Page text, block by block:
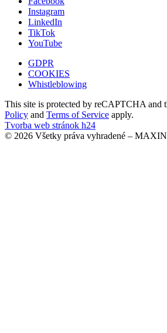
Instagram
LinkedIn
TikTok
YouTube
GDPR
COOKIES
Whistleblowing
This site is protected by reCAPTCHA and
Policy and Terms of Service apply.
Tvorba web stránok h24
© 2026 Všetky práva vyhradené –